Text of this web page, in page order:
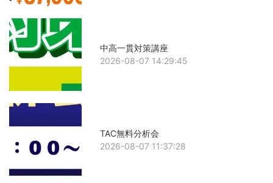
中高一貫対策講座
2026-08-07 14:29:45
TAC無料分析会
2026-08-07 11:37:28